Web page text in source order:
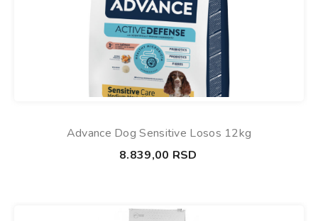
Advance Dog Sensitive Losos 12kg
8.839,00 RSD